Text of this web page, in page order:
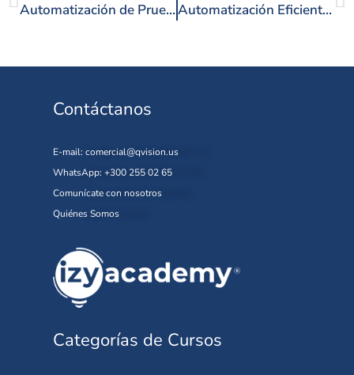
Automatización de Pruebas de Software: La calidad y eficiencia de soluciones digitales Automatización Eficiente con Serenity BDD: Informes Visuales y Calidad del Software
Contáctanos
E-mail: comercial@qvision.us
WhatsApp: +300 255 02 65
Comunícate con nosotros
Quiénes Somos
Categorías de Cursos